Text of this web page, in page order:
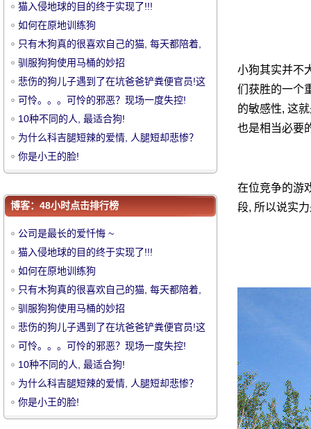
中
华
宠
小狗其实并不
们获胜的一个
的敏感性, 这
也是相当必要
在位竞争的游
段, 所以说实
只有木狗真的很喜欢自己的猫, 每天都陪着,
开心的时候你要扑向一个吻。
驯服狗狗使用马桶的妙招
悲伤的狗儿子遇到了在坑爸爸铲粪便官员!这
张照片是热的眼睛!
可怜。。。可怜的邪恶？现场一度失控!
10种不同的人, 最适合狗!
为什么科吉腿短辣的爱情, 人腿短却悲惨？
你是小王的脸!
猫入侵地球的目的终于实现了!!!
如何在原地训练狗
只有木狗真的很喜欢自己的猫, 每天都陪着,
开心的时候你要扑向一个吻。
驯服狗狗使用马桶的妙招
悲伤的狗儿子遇到了在坑爸爸铲粪便官员!这
张照片是热的眼睛!
可怜。。。可怜的邪恶？现场一度失控!
10种不同的人, 最适合狗!
为什么科吉腿短辣的爱情, 人腿短却悲惨？
你是小王的脸!
博客：48小时点击排行榜
公司是最长的爱忏悔 ~
猫入侵地球的目的终于实现了!!!
如何在原地训练狗
只有木狗真的很喜欢自己的猫, 每天都陪着,
开心的时候你要扑向一个吻。
驯服狗狗使用马桶的妙招
悲伤的狗儿子遇到了在坑爸爸铲粪便官员!这
张照片是热的眼睛!
可怜。。。可怜的邪恶？现场一度失控!
10种不同的人, 最适合狗!
为什么科吉腿短辣的爱情, 人腿短却悲惨？
你是小王的脸!